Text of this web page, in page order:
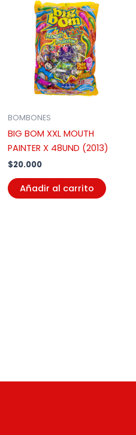
BOMBONES
BIG BOM XXL MOUTH
PAINTER X 48UND (2013)
$20.000
Añadir al carrito